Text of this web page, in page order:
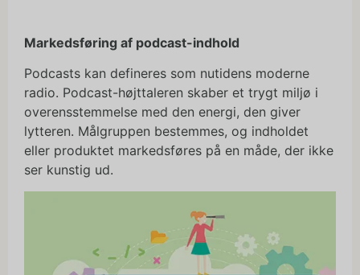
Markedsføring af podcast-indhold
Podcasts kan defineres som nutidens moderne
radio. Podcast-højttaleren skaber et trygt miljø i
overensstemmelse med den energi, den giver
lytteren. Målgruppen bestemmes, og indholdet
eller produktet markedsføres på en måde, der ikke
ser kunstig ud.